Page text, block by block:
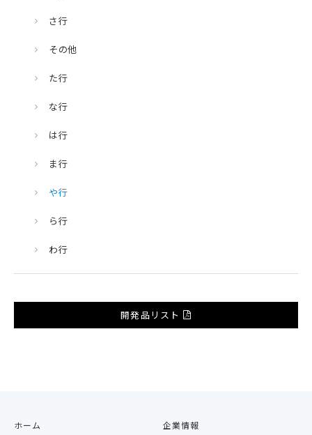
さ行
その他
た行
な行
は行
ま行
や行
ら行
わ行
開発品リスト
ホーム
企業情報